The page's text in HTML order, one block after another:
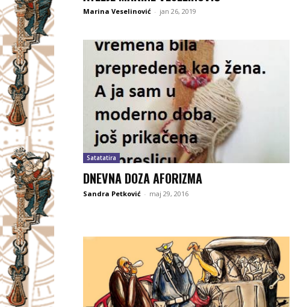
Marina Veselinović - jan 26, 2019
Satatatira
DNEVNA DOZA AFORIZMA
Sandra Petković - maj 29, 2016